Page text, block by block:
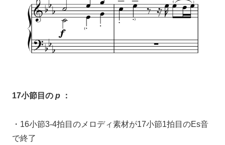
17小節目の p ：
・16小節3-4拍目のメロディ素材が17小節1拍目のEs音
で終了